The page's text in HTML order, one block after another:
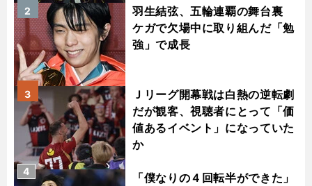
羽生結弦、五輪連覇の舞台裏
ケガで欠場中に取り組んだ「勉
強」で成長
2
Ｊリーグ開幕戦は白熱の逆転劇
だが観客、視聴者にとって「価
値あるイベント」になっていた
か
3
「僕なりの４回転半ができた」
4